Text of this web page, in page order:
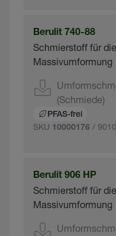
Berulit 740-88
Schmierstoff für die
Massivumformung
(Schmiede)
PFAS-frei
SKU 10000176 /
Berulit 906 HP
Schmierstoff für die
Massivumformung